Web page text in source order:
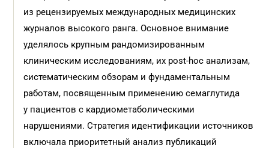
из рецензируемых международных медицинских
журналов высокого ранга. Основное внимание
уделялось крупным рандомизированным
клиническим исследованиям, их post-hoc анализам,
систематическим обзорам и фундаментальным
работам, посвященным применению семаглутида
у пациентов с кардиометаболическими
нарушениями. Стратегия идентификации источников
включала приоритетный анализ публикаций